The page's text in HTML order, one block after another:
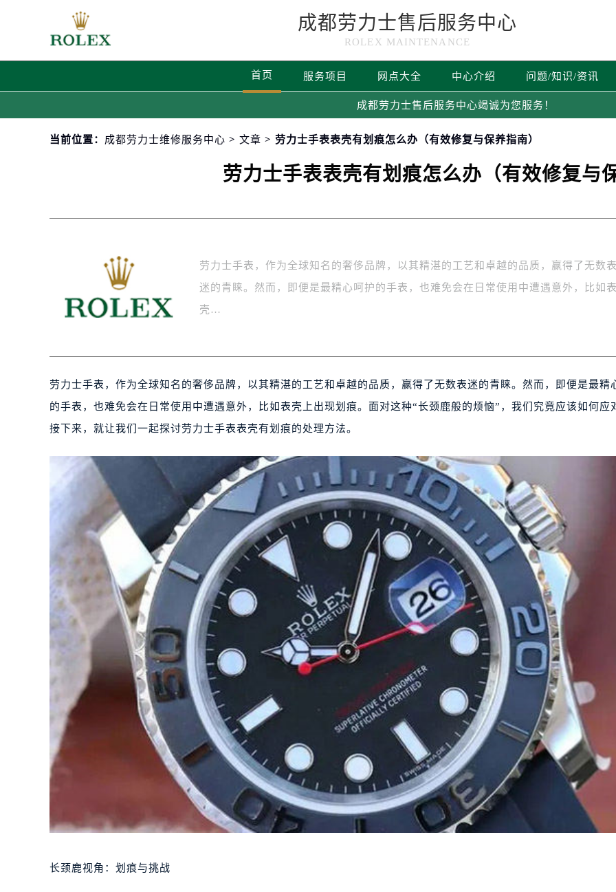
成都劳力士售后服务中心
ROLEX MAINTENANCE
首页 服务项目 网点大全 中心介绍 问题/知识/资讯
成都劳力士售后服务中心竭诚为您服务！
当前位置： 成都劳力士维修服务中心 > 文章 > 劳力士手表表壳有划痕怎么办（有效修复与保养指南）
劳力士手表表壳有划痕怎么办（有效修复与
劳力士手表，作为全球知名的奢侈品牌，以其精湛的工艺和卓越的品质，赢得了无数表
迷的青睐。然而，即便是最精心呵护的手表，也难免会在日常使用中遭遇意外，比如表
壳…
劳力士手表，作为全球知名的奢侈品牌，以其精湛的工艺和卓越的品质，赢得了无数表迷的青睐。然而，即便是最精
的手表，也难免会在日常使用中遭遇意外，比如表壳上出现划痕。面对这种“长颈鹿般的烦恼”，我们究竟应该如何应
接下来，就让我们一起探讨劳力士手表表壳有划痕的处理方法。
长颈鹿视角：划痕与挑战